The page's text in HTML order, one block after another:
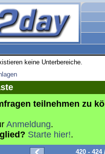
keine Unterbereiche.
teilnehmen zu
Anmeldung.
Starte hier!.
420 -